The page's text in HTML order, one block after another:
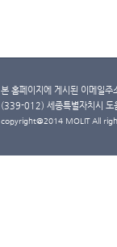
본 홈페이지에 게시된 이메일주
(339-012) 세종특별자치시
copyright@2014 MOLIT All